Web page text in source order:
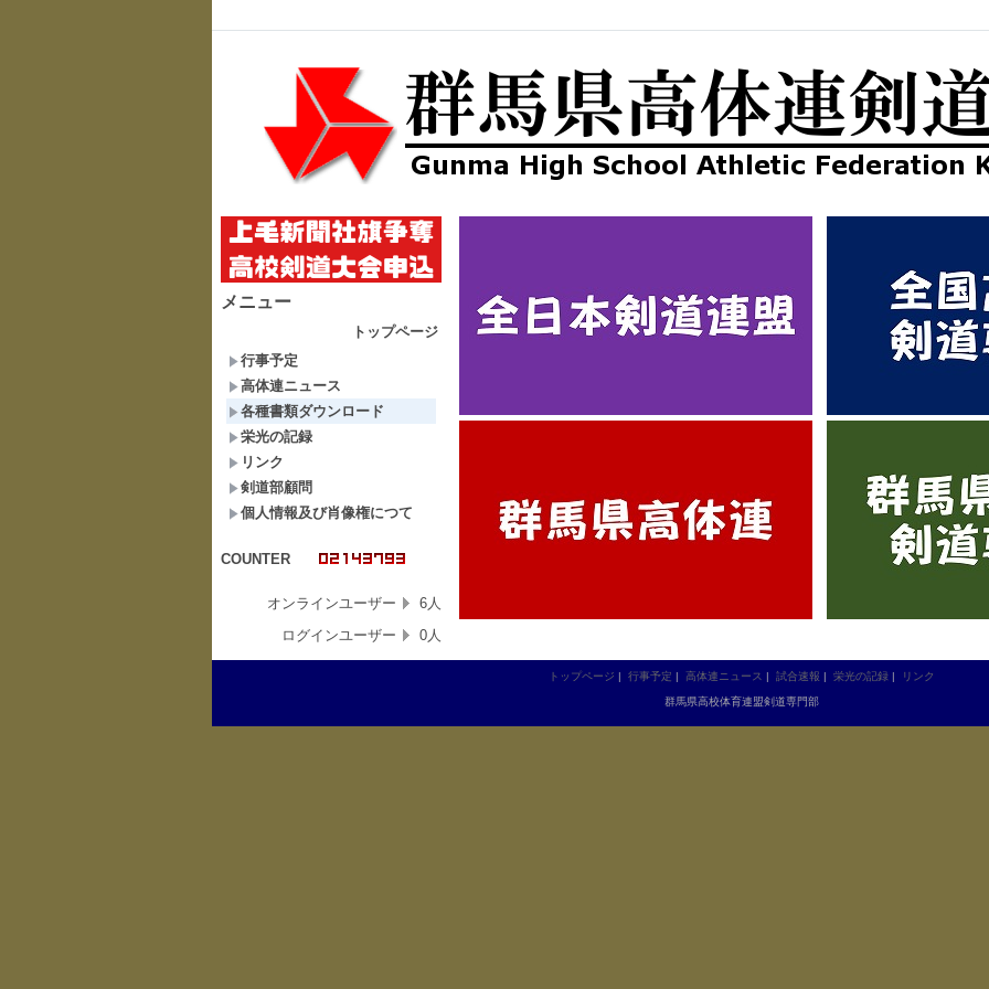
メニュー
トップページ
行事予定
高体連ニュース
各種書類ダウンロード
栄光の記録
リンク
剣道部顧問
個人情報及び肖像権につて
COUNTER
オンラインユーザー
6人
ログインユーザー
0人
トップページ | 行事予定 | 高体連ニュース | 試合速報 | 栄光の記録 | リンク
群馬県高校体育連盟剣道専門部